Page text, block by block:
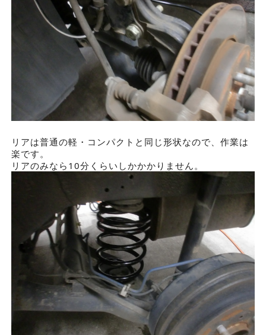
リアは普通の軽・コンパクトと同じ形状なので、作業は
楽です。
リアのみなら10分くらいしかかかりません。